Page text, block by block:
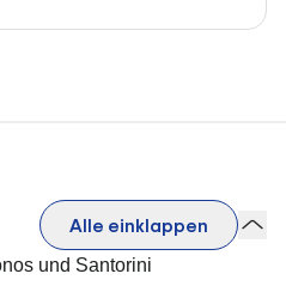
Alle einklappen
und Santorini